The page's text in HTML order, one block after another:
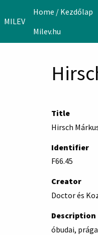
MILEV
Home / Kezdőlap
Milev.hu
Title
Hirsch
Identifier
F66.45
Creator
Doctor és
Description
óbudai,